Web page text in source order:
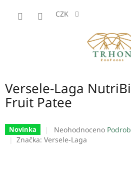
CZK
Versele-Laga
Fruit Patee
Novinka
Průměrné
hodnocení
Neohodnoceno
Značka: Versele-Laga